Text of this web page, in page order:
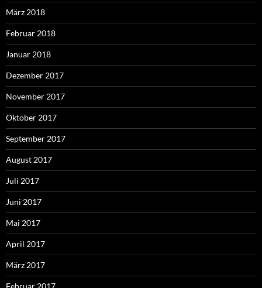
März 2018
Februar 2018
Januar 2018
Dezember 2017
November 2017
Oktober 2017
September 2017
August 2017
Juli 2017
Juni 2017
Mai 2017
April 2017
März 2017
Februar 2017